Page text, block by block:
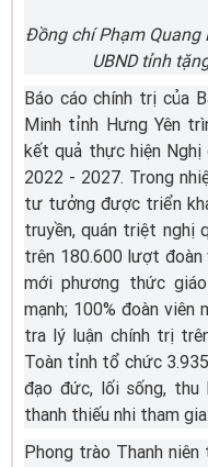
Đồng chí Phạm Quang
UBND tỉnh
Báo cáo chính trị của
Minh tỉnh Hưng Yên
kết quả thực hiện
2022 - 2027. Trong
tư tưởng được triển
truyền, quán triệt nghị
trên 180.600 lượt đoàn
mới phương thức
mạnh; 100% đoàn
tra lý luận chính trị
Toàn tỉnh tổ chức
đạo đức, lối sống, thu
thanh thiếu nhi tham gia.
Phong trào Thanh